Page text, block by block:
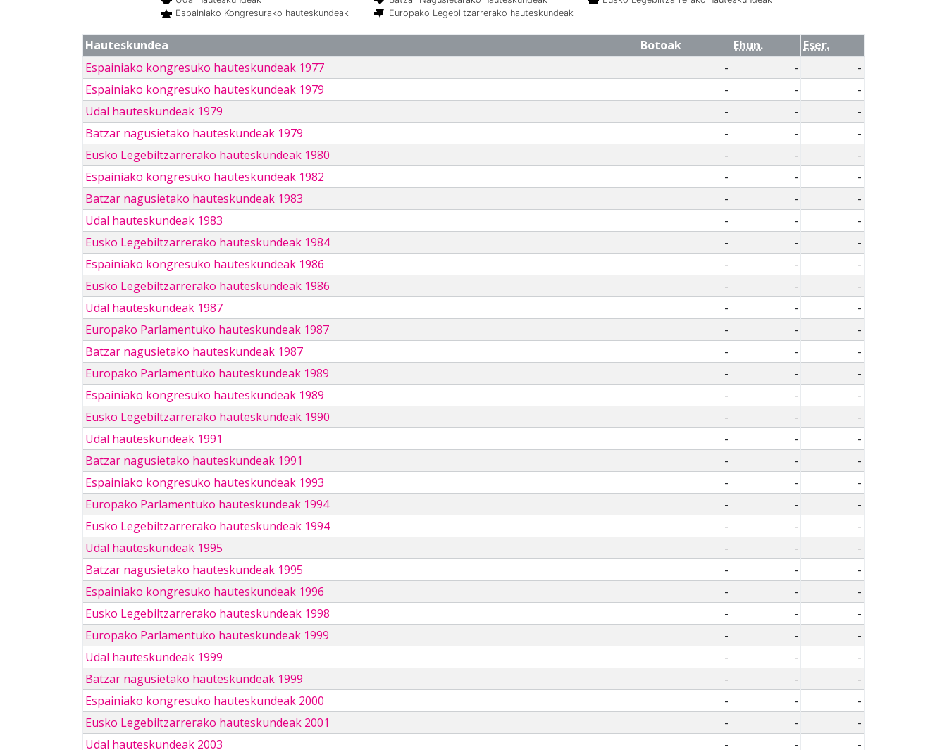
Espainiako Kongresurako hauteskundeak
Europako Legebiltzarrerako hauteskundeak
Hauteskundea Botoak Ehun.
Eser.
Espainiako kongresuko hauteskundeak 1977
- -
-
Espainiako kongresuko hauteskundeak 1979
- -
-
Udal hauteskundeak 1979
- -
-
Batzar nagusietako hauteskundeak 1979
- -
-
Eusko Legebiltzarrerako hauteskundeak 1980
- -
-
Espainiako kongresuko hauteskundeak 1982
- -
-
Batzar nagusietako hauteskundeak 1983
- -
-
Udal hauteskundeak 1983
- -
-
Eusko Legebiltzarrerako hauteskundeak 1984
- -
-
Espainiako kongresuko hauteskundeak 1986
- -
-
Eusko Legebiltzarrerako hauteskundeak 1986
- -
-
Udal hauteskundeak 1987
- -
-
Europako Parlamentuko hauteskundeak 1987
- -
-
Batzar nagusietako hauteskundeak 1987
- -
-
Europako Parlamentuko hauteskundeak 1989
- -
-
Espainiako kongresuko hauteskundeak 1989
- -
-
Eusko Legebiltzarrerako hauteskundeak 1990
- -
-
Udal hauteskundeak 1991
- -
-
Batzar nagusietako hauteskundeak 1991
- -
-
Espainiako kongresuko hauteskundeak 1993
- -
-
Europako Parlamentuko hauteskundeak 1994
- -
-
Eusko Legebiltzarrerako hauteskundeak 1994
- -
-
Udal hauteskundeak 1995
- -
-
Batzar nagusietako hauteskundeak 1995
- -
-
Espainiako kongresuko hauteskundeak 1996
- -
-
Eusko Legebiltzarrerako hauteskundeak 1998
- -
-
Europako Parlamentuko hauteskundeak 1999
- -
-
Udal hauteskundeak 1999
- -
-
Batzar nagusietako hauteskundeak 1999
- -
-
Espainiako kongresuko hauteskundeak 2000
- -
-
Eusko Legebiltzarrerako hauteskundeak 2001
- -
-
Udal hauteskundeak 2003
- -
-